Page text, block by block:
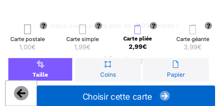
Carte postale
1,00€
Carte simple
1,99€
Carte pliée
2,99€
Carte géante
3,99€
Taille Coins Papier
Choisir cette carte
🌳 Nous avons planté plus de 13.000 arbres !
© Merci Facteur